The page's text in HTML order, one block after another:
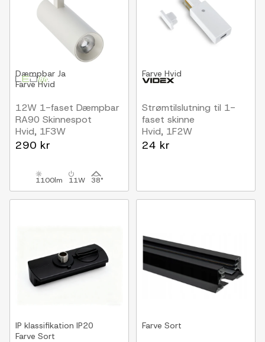
Dæmpbar Ja
FarveHvid
12W 1-faset Dæmpbar
RA90 Skinnespot
Hvid, 1F3W
290 kr
1100lm 11W 38°
Farve Hvid
Strømtilslutning til 1-
faset skinne
Hvid, 1F2W
24 kr
IP klassifikation IP20
Farve Sort
Farve Sort